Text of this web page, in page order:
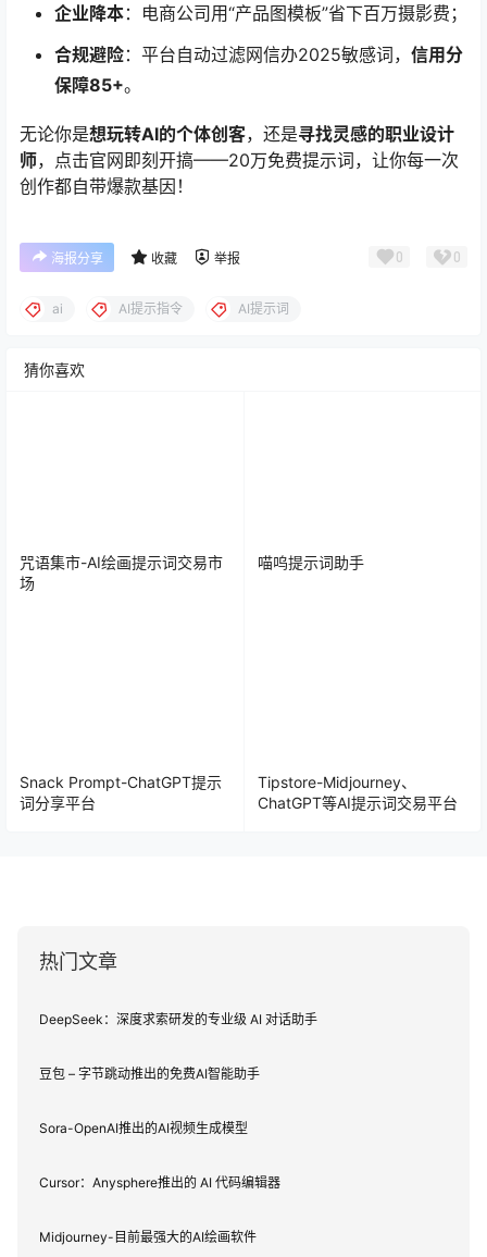
企业降本：电商公司用“产品图模板”省下百万摄影费；
合规避险：平台自动过滤网信办2025敏感词， 信用分
保障85+。
无论你是想玩转AI的个体创客，还是寻找灵感的职业设计
师，点击官网即刻开搞——20万免费提示词，让你每一次
创作都自带爆款基因！
海报分享 收藏 举报 0 0
ai AI提示指令 AI提示词
猜你喜欢
咒语集市-AI绘画提示词交易市
场
喵呜提示词助手
Snack Prompt-ChatGPT提示
词分享平台
Tipstore-Midjourney、
ChatGPT等AI提示词交易平台
热门文章
DeepSeek：深度求索研发的专业级 AI 对话助手
豆包 – 字节跳动推出的免费AI智能助手
Sora-OpenAI推出的AI视频生成模型
Cursor：Anysphere推出的 AI 代码编辑器
Midjourney-目前最强大的AI绘画软件